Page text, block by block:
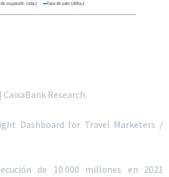
Research.
Dashboard for Travel Marketers /
de 10.000 millones en 2021